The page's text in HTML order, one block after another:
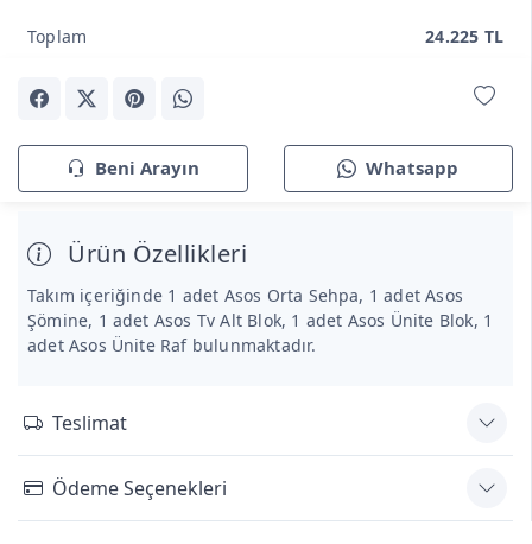
Toplam 24.225 TL
Beni Arayın Whatsapp
Ürün Özellikleri
Takım içeriğinde 1 adet Asos Orta Sehpa, 1 adet Asos
Şömine, 1 adet Asos Tv Alt Blok, 1 adet Asos Ünite Blok, 1
adet Asos Ünite Raf bulunmaktadır.
Teslimat
Ödeme Seçenekleri